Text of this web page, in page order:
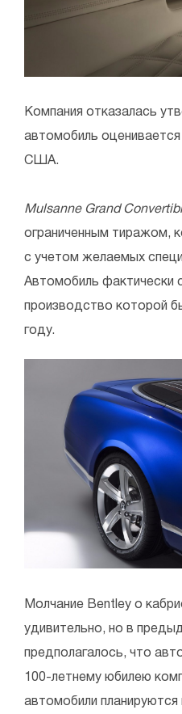
Компания отказалась
автомобиль
США.
Mulsanne Grand
ограниченным тиражом,
с учетом желаемых
Автомобиль фактически
производство которой
году.
Молчание Bentley о
удивительно, но в
предполагалось, что
100-летнему юбилею
автомобили планируются